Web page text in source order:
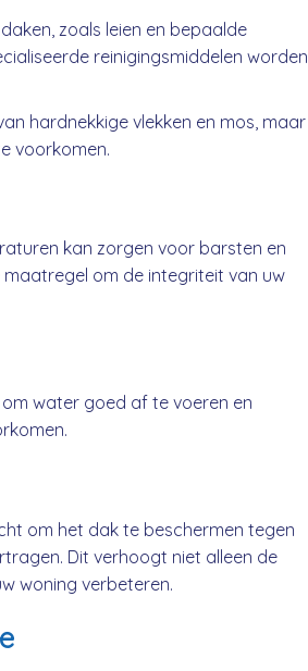
zoals leien en bepaalde
reinigingsmiddelen worden
hardnekkige vlekken en mos, maar
voorkomen.
kan zorgen voor barsten en
om de integriteit van uw
water goed af te voeren en
om het dak te beschermen tegen
Dit verhoogt niet alleen de
woning verbeteren.